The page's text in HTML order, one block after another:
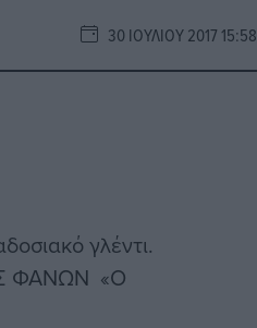
30 ΙΟΥΛΊΟΥ 2017 15:58
γλέντι.
ΦΑΝΩΝ «O